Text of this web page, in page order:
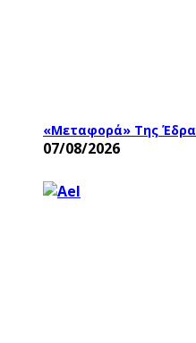
«Μεταφορά» Της
07/08/2026